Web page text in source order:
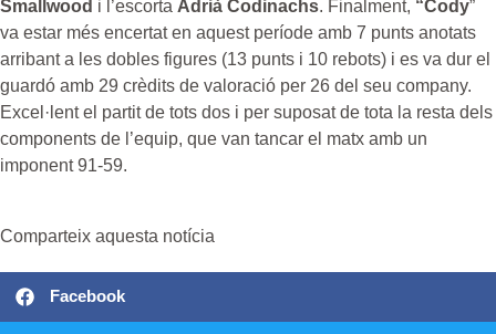
Smallwood i l’escorta Adrià Codinachs. Finalment, “Cody”
va estar més encertat en aquest període amb 7 punts anotats
arribant a les dobles figures (13 punts i 10 rebots) i es va dur el
guardó amb 29 crèdits de valoració per 26 del seu company.
Excel·lent el partit de tots dos i per suposat de tota la resta dels
components de l’equip, que van tancar el matx amb un
imponent 91-59.
Comparteix aquesta notícia
Facebook